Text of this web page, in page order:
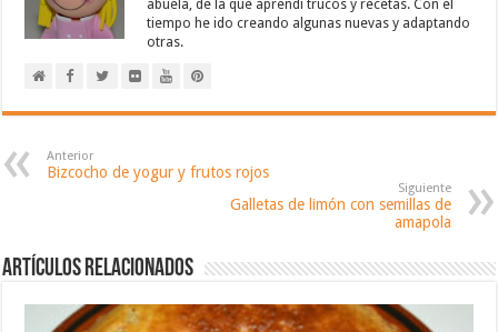
abuela, de la que aprendí trucos y recetas. Con el
tiempo he ido creando algunas nuevas y adaptando
otras.
Anterior
Bizcocho de yogur y frutos rojos
Siguiente
Galletas de limón con semillas de
amapola
Artículos relacionados